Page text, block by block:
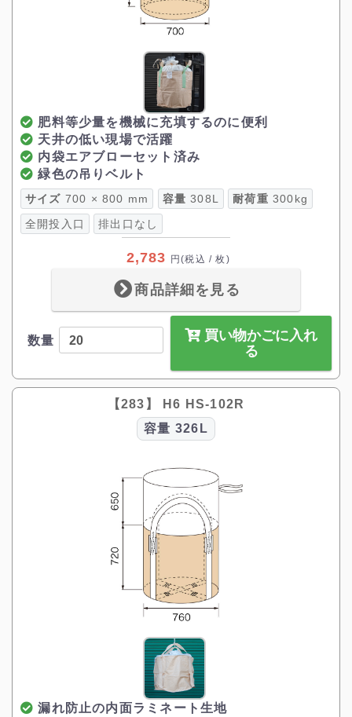
肥料等少量を機械に充填するのに便利
天井の低い現場で活躍
内袋エアブローセット済み
緑色の吊りベルト
サイズ 700 × 800 mm 容量 308L 耐荷重 300kg
全開投入口 排出口なし
2,783 円(税込 / 枚)
商品詳細を見る
数量
買い物かごに入れ
る
【283】 H6 HS-102R
容量 326L
漏れ防止の内面ラミネート生地